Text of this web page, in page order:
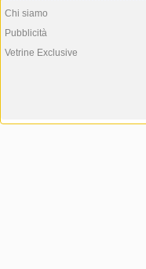
Chi siamo
Pubblicità
Vetrine Exclusive